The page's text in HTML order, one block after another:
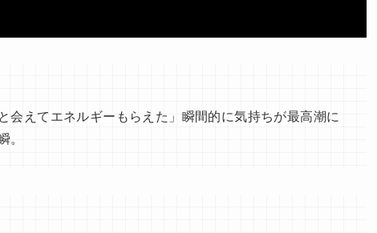
会えてエネルギーもらえた」瞬間的に気持ちが最高潮に